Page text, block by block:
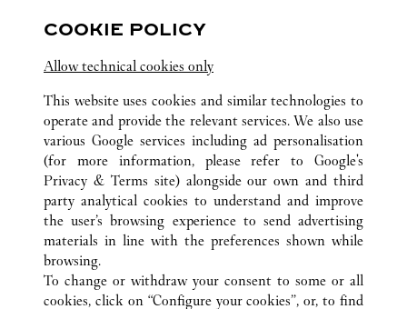
AM MAIN
Closed at6:30 PM
Alte Rothofstraße 9
ALL CARTIER LOCATIONS GERMANY
FRANKFURT
FRANKFURT FLUGHAFEN
COOKIE POLICY
Allow technical cookies only
This website uses cookies and similar technologies to
operate and provide the relevant services. We also use
various Google services including ad personalisation
(for more information, please refer to Google's
Privacy & Terms site) alongside our own and third
party analytical cookies to understand and improve
the user’s browsing experience to send advertising
materials in line with the preferences shown while
browsing.
To change or withdraw your consent to some or all
cookies, click on “Configure your cookies”, or, to find